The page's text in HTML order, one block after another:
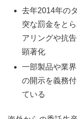
去年2014年の
突な罰金をと
アリングや抗
顕著化
一部製品や業
の開示を義務
ている